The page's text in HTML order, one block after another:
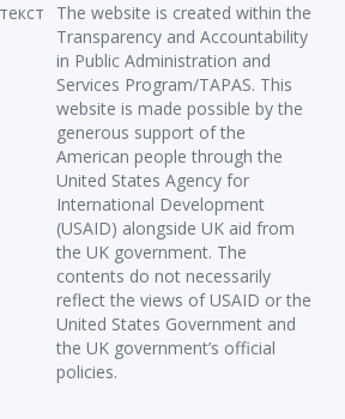
The website is created within the
Transparency and Accountability
in Public Administration and
Services Program/TAPAS. This
website is made possible by the
generous support of the
American people through the
United States Agency for
International Development
(USAID) alongside UK aid from
the UK government. The
contents do not necessarily
reflect the views of USAID or the
United States Government and
the UK government’s official
policies.